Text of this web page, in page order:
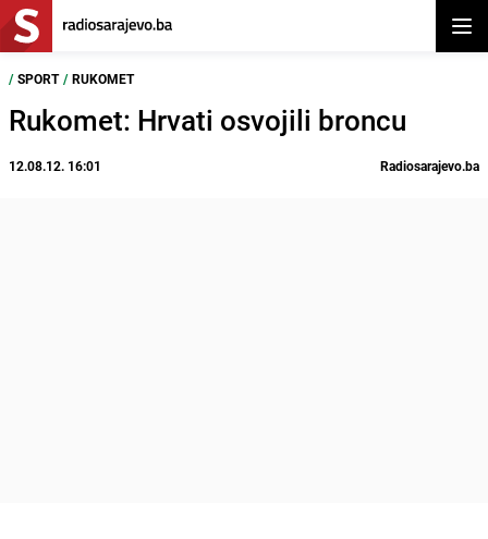
/ SPORT / RUKOMET
Rukomet: Hrvati osvojili broncu
12.08.12. 16:01 Radiosarajevo.ba